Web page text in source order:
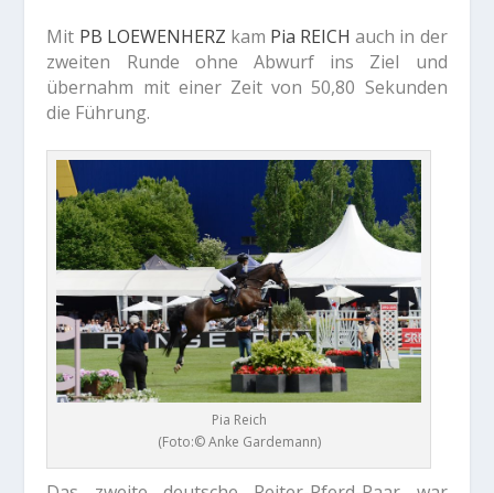
Mit PB LOEWENHERZ kam Pia REICH auch in der
zweiten Runde ohne Abwurf ins Ziel und
übernahm mit einer Zeit von 50,80 Sekunden
die Führung.
Pia Reich
(Foto:© Anke Gardemann)